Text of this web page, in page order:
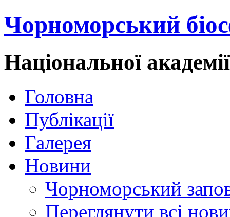
Чорноморський
Національної
Головна
Публікації
Галерея
Новини
Чорноморський
Переглянути всі